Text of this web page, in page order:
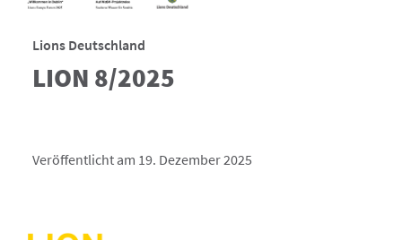
Lions Deutschland
LION 8/2025
Veröffentlicht am 19. Dezember 2025